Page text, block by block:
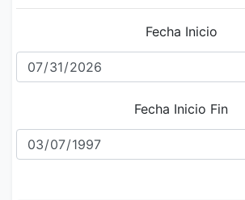
Fecha Inicio
Fecha Inicio Fin